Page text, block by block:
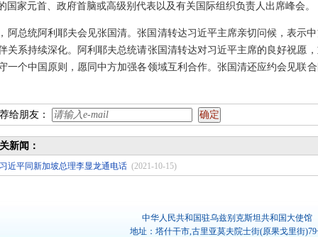
国家元首、政府首脑或高级别代表以及有关国际组织负责人出席峰会。
阿总统阿利耶夫会见张国清。张国清转达习近平主席亲切问候，表示
关系持续深化。阿利耶夫总统请张国清转达对习近平主席的良好祝愿
一个中国原则，愿同中方加强各领域互利合作。张国清还应约会见联
给朋友：
新闻：
习近平同新加坡总理李显龙通电话 (2021-10-15)
中华人民共和国驻乌兹别克斯坦共和国大使馆
地址：塔什干市,古里亚莫夫院士街(原果戈里街)79